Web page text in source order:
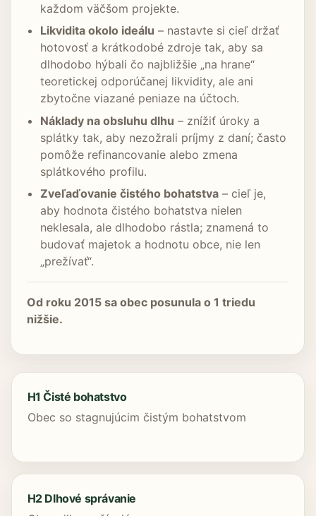
každom väčšom projekte.
Likvidita okolo ideálu – nastavte si cieľ držať
hotovosť a krátkodobé zdroje tak, aby sa
dlhodobo hýbali čo najbližšie „na hrane“
teoretickej odporúčanej likvidity, ale ani
zbytočne viazané peniaze na účtoch.
Náklady na obsluhu dlhu – znížiť úroky a
splátky tak, aby nezožrali príjmy z daní; často
pomôže refinancovanie alebo zmena
splátkového profilu.
Zveľaďovanie čistého bohatstva– cieľ je,
aby hodnota čistého bohatstva nielen
neklesala, ale dlhodobo rástla; znamená to
budovať majetok a hodnotu obce, nie len
„prežívať“.
Od roku 2015 sa obec posunula o 1 triedu
nižšie.
H1 Čisté bohatstvo
Obec so stagnujúcim čistým bohatstvom
H2 Dlhové správanie